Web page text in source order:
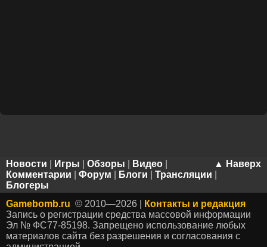
▲ Наверх
Новости Игры Обзоры Видео
Комментарии
Форум Блоги Трансляции
Блогеры
Gamebomb.ru © 2010—2026 |
Контакты и редакция
Запись о регистрации средства массовой информации
Эл № ФС77-85198. Запрещено использование любых
материалов сайта без разрешения и согласования с